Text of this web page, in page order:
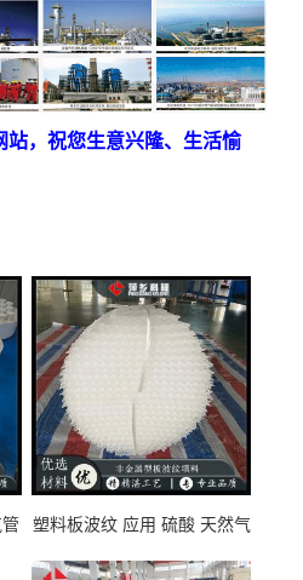
站，祝您生意兴隆、生活愉
塑料板波纹 应用 硫酸 天然气